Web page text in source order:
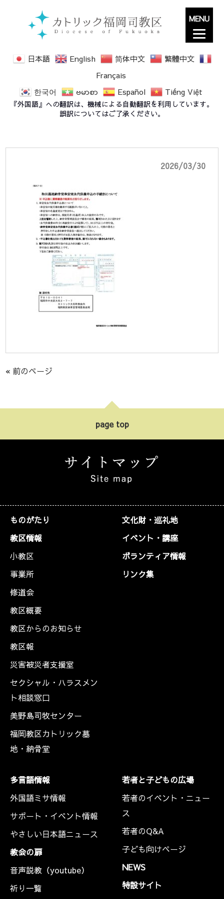
日本語 English 简体中文
繁體中文
Français
한국어
ဗမာစာ Español Tiếng Việt
『外国語』への翻訳は、機械による自動翻訳を利用しています。
誤訳についてはご了承ください。
(様式7号) 納骨堂奉安室永代供養申込の手続き
について
2026/03/30
« 前のページ
page top
ものがたり
教区情報
小教区
事業所
修道会
教区概要
教区からのお知らせ
教区報
災害被災者支援室
セクシャル・ハラスメン
ト相談窓口
美野島司牧センター
福岡教区カトリック墓
地・納骨堂
文化財・巡礼地
イベント・講座
ボランティア情報
リンク集
多言語情報
外国語ミサ情報
サポート・イベント情報
やさしい日本語ニュース
教会の扉
音声説教（youtube）
祈り一覧
若者と子どもの広場
若者のイベント・ニュー
ス
若者のQ&A
子ども向けページ
NEWS
特設サイト
MENU